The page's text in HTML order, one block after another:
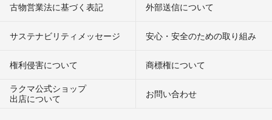
古物営業法に基づく表記 外部送信について
サステナビリティメッセージ 安心・安全のための取り組み
権利侵害について
商標権について
ラクマ公式ショップ
出店について
お問い合わせ